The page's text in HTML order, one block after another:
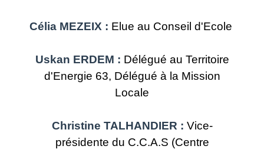
Célia MEZEIX : Elue au Conseil d'Ecole
Uskan ERDEM : Délégué au Territoire
d'Energie 63, Délégué à la Mission
Locale
Christine TALHANDIER : Vice-
présidente du C.C.A.S (Centre